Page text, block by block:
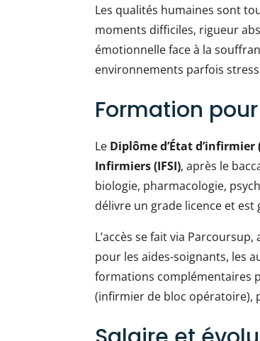
Les qualités humaines sont
moments difficiles, rigueur
émotionnelle face à la
environnements parfois
Formation
Le Diplôme d’État d’infirmier
Infirmiers (IFSI), après le
biologie, pharmacologie,
délivre un grade licence et
L’accès se fait via
pour les aides-soignants, les
formations complémentaires
(infirmier de bloc opératoire),